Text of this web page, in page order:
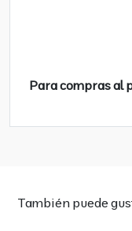
Para compras al
También puede